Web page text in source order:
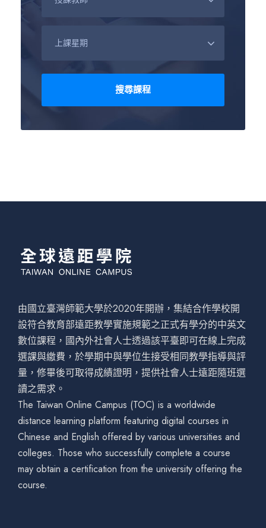
由國立臺灣師範大學於2020年開辦，集結合作學校開
設符合教育部遠距教學實施規範之正式有學分的中英文
數位課程，國內外社會人士透過該平臺即可在線上完成
選課與繳費，於學期中與學位生接受相同教學指導與評
量，修畢後可取得成績證明，提供社會人士遠距隨班選
讀之需求。
The Taiwan Online Campus (TOC) is a worldwide
distance learning platform featuring digital courses in
Chinese and English offered by various universities and
colleges. Those who successfully complete a course
may obtain a certification from the university offering the
course.